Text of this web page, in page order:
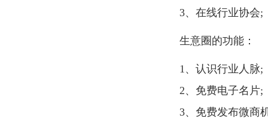
3、在线行业协会;
生意圈的功能：
1、认识行业人脉;
2、免费电子名片;
3、免费发布微商